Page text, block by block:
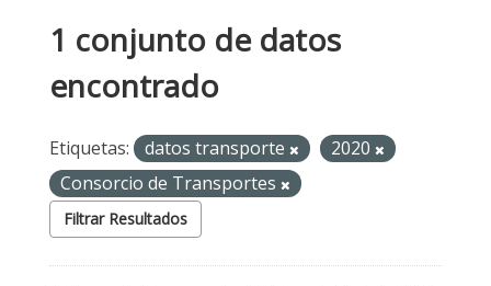
1 conjunto de datos
encontrado
Etiquetas: datos transporte
2020
Consorcio de Transportes
Filtrar Resultados